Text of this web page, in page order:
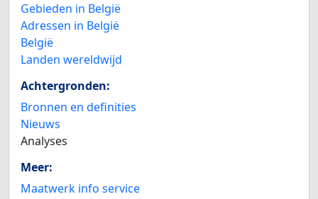
Gebieden in België
Adressen in België
België
Landen wereldwijd
Achtergronden:
Bronnen en definities
Nieuws
Analyses
Meer:
Maatwerk info service